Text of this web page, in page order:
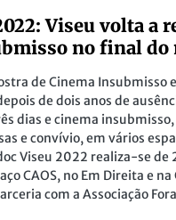
Viseu volta a
no final do
de Cinema Insubmisso
de dois anos de
dias e cinema insubmisso,
e convívio, em vários
Viseu 2022 realiza-se de
CAOS, no Em Direita e
com a Associação